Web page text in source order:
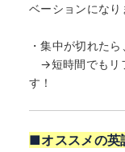
ベーションになり
・集中が切れた
→短時間でもリ
す！
■オススメの英